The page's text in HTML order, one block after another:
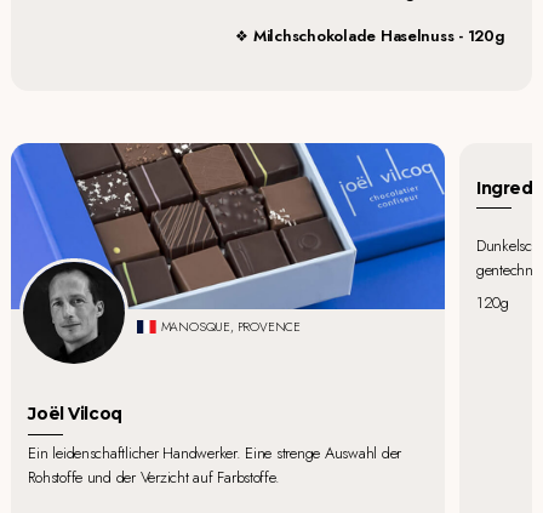
Milchschokolade Haselnuss - 120g
MANOSQUE, PROVENCE
Joël Vilcoq
Ein leidenschaftlicher Handwerker. Eine strenge Auswahl der
Rohstoffe und der Verzicht auf Farbstoffe.
120g